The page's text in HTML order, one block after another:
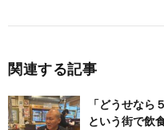
関連する記事
「どうせなら
という街で飲